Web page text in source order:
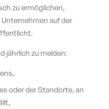
zu ermöglichen,
auf der
jährlich zu melden:
oder der Standorte, an